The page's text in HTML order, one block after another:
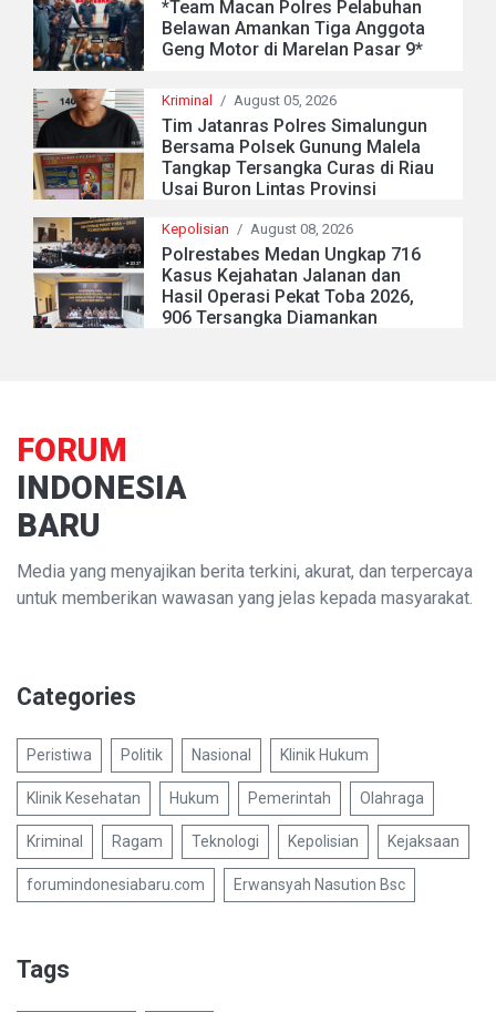
*Team Macan Polres Pelabuhan
Belawan Amankan Tiga Anggota
Geng Motor di Marelan Pasar 9*
Kriminal / August 05, 2026
Tim Jatanras Polres Simalungun
Bersama Polsek Gunung Malela
Tangkap Tersangka Curas di Riau
Usai Buron Lintas Provinsi
Kepolisian / August 08, 2026
Polrestabes Medan Ungkap 716
Kasus Kejahatan Jalanan dan
Hasil Operasi Pekat Toba 2026,
906 Tersangka Diamankan
FORUM
INDONESIA
BARU
Media yang menyajikan berita terkini, akurat, dan terpercaya
untuk memberikan wawasan yang jelas kepada masyarakat.
Categories
Peristiwa Politik Nasional Klinik Hukum
Klinik Kesehatan Hukum Pemerintah Olahraga
Kriminal Ragam Teknologi Kepolisian Kejaksaan
forumindonesiabaru.com Erwansyah Nasution Bsc
Tags